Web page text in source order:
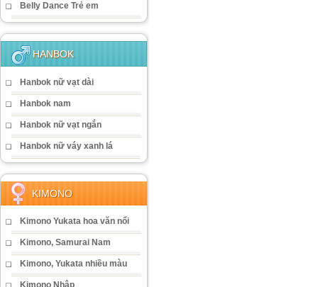
Belly Dance Trẻ em
HANBOK
Hanbok nữ vạt dài
Hanbok nam
Hanbok nữ vạt ngắn
Hanbok nữ váy xanh lá
KIMONO
Kimono Yukata hoa văn nổi
Kimono, Samurai Nam
Kimono, Yukata nhiều màu
Kimono Nhập